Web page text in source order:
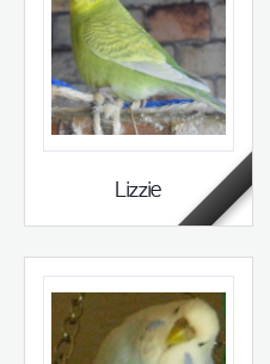
Lizzie